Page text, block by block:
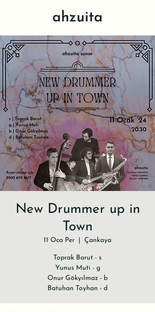
ahzuita
New Drummer up in
Town
11 Oca Per Çankaya
Toprak Barut - s
Yunus Muti - g
Onur Gökyılmaz - b
Batuhan Toyhan - d